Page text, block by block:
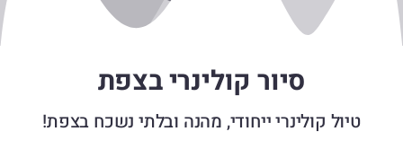
סיור קולינרי בצפת
טיול קולינרי ייחודי, מהנה ובלתי נשכח בצפת!